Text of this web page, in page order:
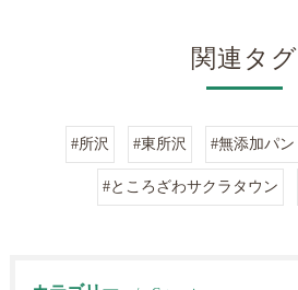
関連タグ
#所沢 #東所沢 #無添加パン
#ところざわサクラタウン